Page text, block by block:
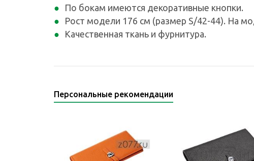
По бокам имеются декоративные кнопки.
Рост модели 176 см (размер S/42-44). На
Качественная ткань и фурнитура.
Персональные рекомендации